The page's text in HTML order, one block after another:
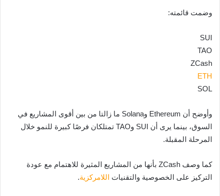
وضمت قائمته:
SUI
TAO
ZCash
ETH
SOL
وأوضح أن Ethereum وSolana ما زالتا من بين أقوى المشاريع في
السوق، بينما يرى أن SUI وTAO تمتلكان فرصًا كبيرة للنمو خلال
المرحلة المقبلة.
كما وصف ZCash بأنها من المشاريع المثيرة للاهتمام مع عودة
التركيز على الخصوصية والتقنيات اللامركزية.